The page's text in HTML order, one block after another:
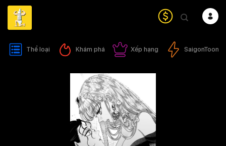
Bỏ
nội
dung
Thể loại Khám phá Xếp hạng SaigonToon